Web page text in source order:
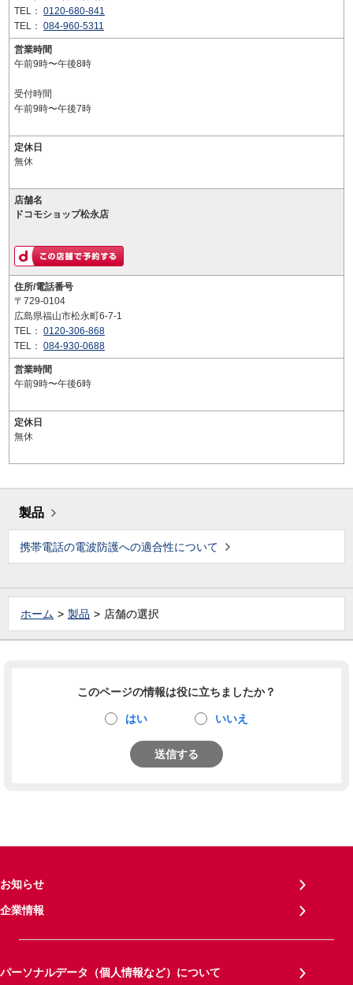
TEL： 0120-680-841
TEL： 084-960-5311
営業時間
午前9時〜午後8時
受付時間
午前9時〜午後7時
定休日
無休
店舗名
ドコモショップ松永店
住所/電話番号
〒729-0104
広島県福山市松永町6-7-1
TEL： 0120-306-868
TEL： 084-930-0688
営業時間
午前9時〜午後6時
定休日
無休
製品
携帯電話の電波防護への適合性について
ホーム 製品 店舗の選択
このページの情報は役に立ちましたか？
はい いいえ
送信する
お知らせ
企業情報
パーソナルデータ（個人情報など）について